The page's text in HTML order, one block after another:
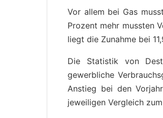
Vor allem bei Gas
Prozent mehr mussten
liegt die Zunahme bei
Die Statistik von
gewerbliche
Anstieg bei den
jeweiligen Vergleich